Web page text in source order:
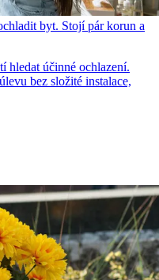
byt. Stojí pár korun a
hledat účinné ochlazení.
bez složité instalace,